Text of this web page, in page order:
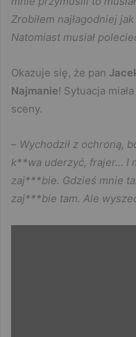
Zrobiłem najłagodniej
Natomiast musiał
Okazuje się, że pan
Najmanie! Sytuacja
sceny.
– Wychodził z ochroną,
k**wa uderzyć, frajer… I
zaj***bie. Gdzieś mnie
zaj***bie tam. Ale